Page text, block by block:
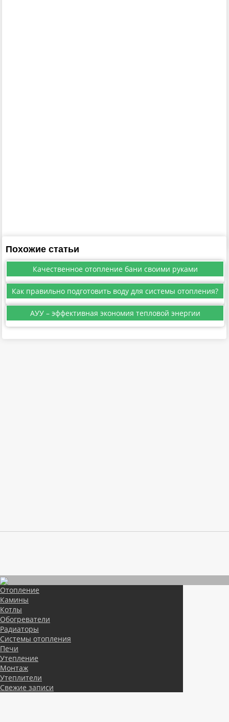
Похожие статьи
Качественное отопление бани своими руками
Как правильно подготовить воду для системы отопления?
АУУ – эффективная экономия тепловой энергии
Отопление
Камины
Котлы
Обогреватели
Радиаторы
Системы отопления
Печи
Утепление
Монтаж
Утеплители
Свежие записи